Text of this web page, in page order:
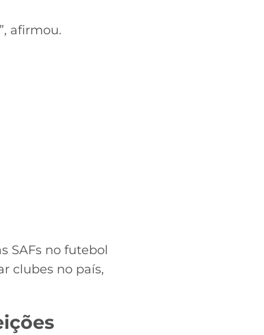
afirmou.
SAFs no futebol
clubes no país,